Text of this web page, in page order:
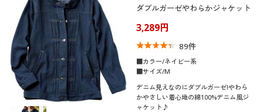
ダブルガーゼやわらかジャケット
3,289円
89件
■カラー/ネイビー系
■サイズ/M
デニム見えなのにダブルガーゼ!やわら
かやさしい着心地の綿100%デニム風ジ
ャケット♪